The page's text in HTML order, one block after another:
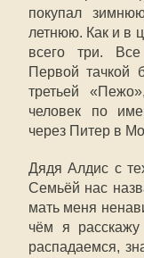
покупал
летнюю. Как и в
всего три.
Первой тачкой
третьей
человек по
через Питер в
Дядя Алдис с
Семьёй нас
мать меня
чём я
распадаемся,